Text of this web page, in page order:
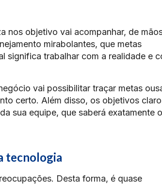
nos objetivo vai acompanhar, de
mirabolantes, que metas
significa trabalhar com a realidade e
vai possibilitar traçar metas
certo. Além disso, os objetivos
sua equipe, que saberá exatamente
tecnologia
Desta forma, é quase